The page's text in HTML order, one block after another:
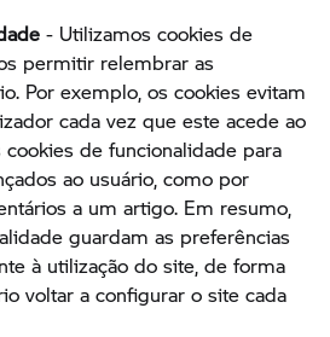
- Utilizamos cookies de
permitir relembrar as
Por exemplo, os cookies evitam
cada vez que este acede ao
de funcionalidade para
ao usuário, como por
a um artigo. Em resumo,
guardam as preferências
à utilização do site, de forma
voltar a configurar o site cada